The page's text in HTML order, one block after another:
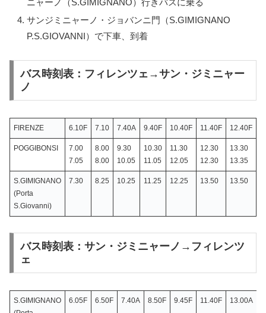
ニャーノ（S.GIMIGNANO）行きバスに乗る
サンジミニャーノ・ジョバンニ門（S.GIMIGNANO
P.S.GIOVANNI）で下車、到着
バス時刻表：フィレンツェ→サン・ジミニャー
ノ
FIRENZE 6.10F 7.10 7.40A 9.40F 10.40F 11.40F 12.40F
POGGIBONSI
7.00
7.05
8.00
8.00
9.30
10.05
10.30
11.05
11.30
12.05
12.30
12.30
13.30
13.35
S.GIMIGNANO
(Porta
S.Giovanni)
7.30 8.25 10.25 11.25 12.25 13.50 13.50
バス時刻表：サン・ジミニャーノ→フィレンツ
ェ
S.GIMIGNANO
6.05F 6.50F 7.40A 8.50F 9.45F 11.40F 13.00A